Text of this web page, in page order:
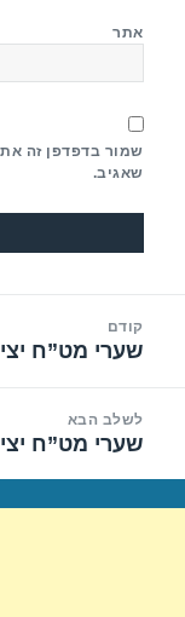
אתר
שמור בדפדפן זה
שאגיב.
קודם
הפוסט
שערי מט”ח יציגים 06/
לשלב הבא
הפוסט
שערי מט”ח יציגים 10/